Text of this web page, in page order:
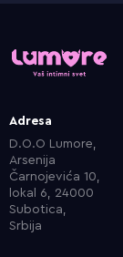
Adresa
D.O.O Lumore,
Arsenija
Čarnojevića 10,
lokal 6, 24000
Subotica,
Srbija